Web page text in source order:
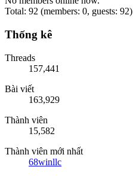
Total: 92 (members: 0, guests: 92)
Thống kê
Threads
157,441
Bài viết
163,929
Thành viên
15,582
Thành viên mới nhất
68winllc